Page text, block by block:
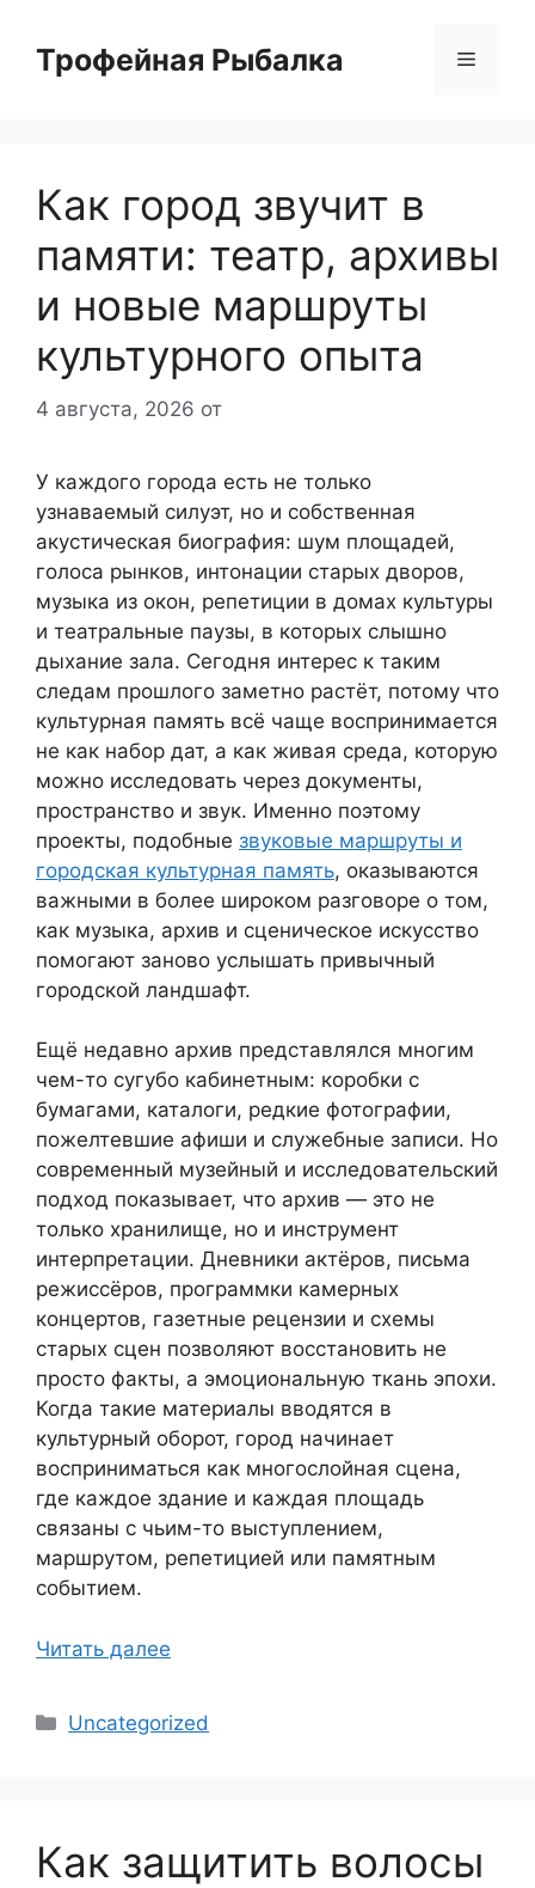
содержимому
Трофейная Рыбалка Меню
Как город звучит в
памяти: театр, архивы
и новые маршруты
культурного опыта
4 августа, 2026 от
У каждого города есть не только
узнаваемый силуэт, но и собственная
акустическая биография: шум площадей,
голоса рынков, интонации старых дворов,
музыка из окон, репетиции в домах культуры
и театральные паузы, в которых слышно
дыхание зала. Сегодня интерес к таким
следам прошлого заметно растёт, потому что
культурная память всё чаще воспринимается
не как набор дат, а как живая среда, которую
можно исследовать через документы,
пространство и звук. Именно поэтому
проекты, подобные звуковые маршруты и
городская культурная память, оказываются
важными в более широком разговоре о том,
как музыка, архив и сценическое искусство
помогают заново услышать привычный
городской ландшафт.
Ещё недавно архив представлялся многим
чем-то сугубо кабинетным: коробки с
бумагами, каталоги, редкие фотографии,
пожелтевшие афиши и служебные записи. Но
современный музейный и исследовательский
подход показывает, что архив — это не
только хранилище, но и инструмент
интерпретации. Дневники актёров, письма
режиссёров, программки камерных
концертов, газетные рецензии и схемы
старых сцен позволяют восстановить не
просто факты, а эмоциональную ткань эпохи.
Когда такие материалы вводятся в
культурный оборот, город начинает
восприниматься как многослойная сцена,
где каждое здание и каждая площадь
связаны с чьим-то выступлением,
маршрутом, репетицией или памятным
событием.
Читать далее
Рубрики
Uncategorized
Как защитить волосы